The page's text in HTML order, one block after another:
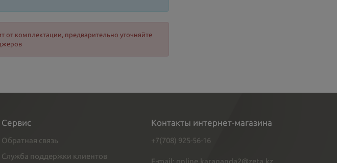
от комплектации, предварительно уточняйте
Сервис
Обратная связь
Служба поддержки клиентов
Контакты интернет-магазина
+7(708) 925-56-16
E-mail: online.karaganda2@zeta.kz